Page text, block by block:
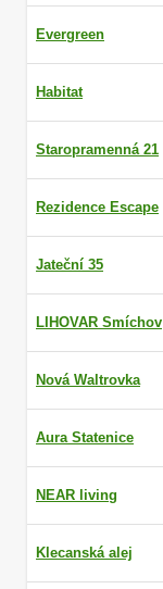
Evergreen
Habitat
Staropramenná 21
Rezidence Escape
Jateční 35
LIHOVAR Smíchov
Nová Waltrovka
Aura Statenice
NEAR living
Klecanská alej